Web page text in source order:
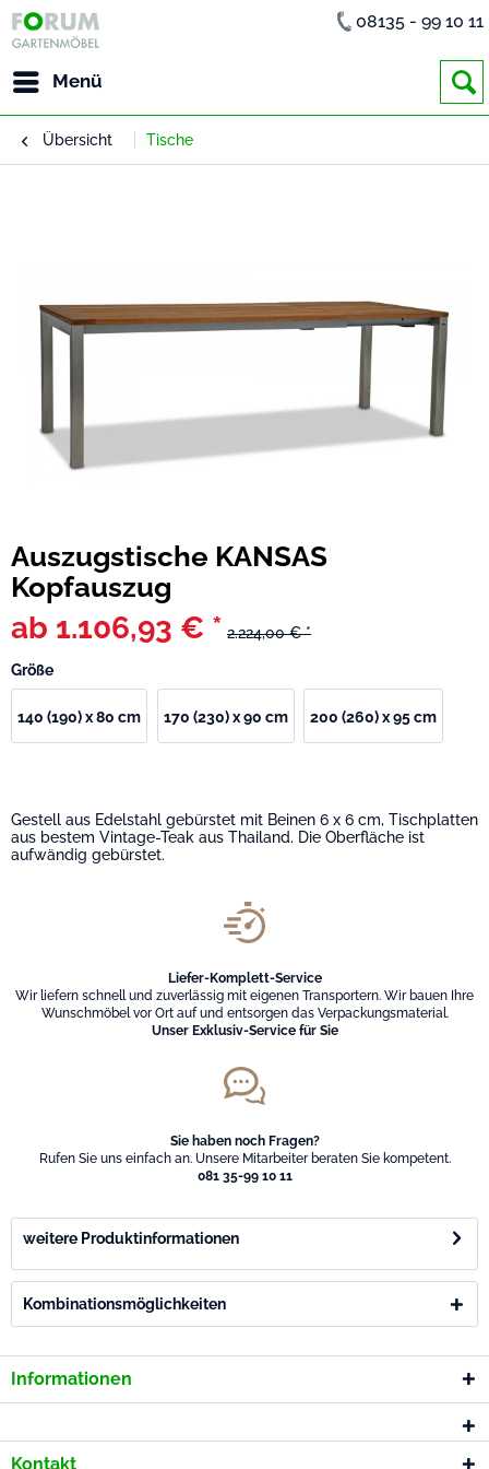
Menü
08135 - 99 10 11
Übersicht Tische
Auszugstische KANSAS
Kopfauszug
ab 1.106,93 € * 2.224,00 € *
Größe
140 (190) x 80 cm 170 (230) x 90 cm 200 (260) x 95 cm
Gestell aus Edelstahl gebürstet mit Beinen 6 x 6 cm, Tischplatten
aus bestem Vintage-Teak aus Thailand. Die Oberfläche ist
aufwändig gebürstet.
Liefer-Komplett-Service
Wir liefern schnell und zuverlässig mit eigenen Transportern. Wir bauen Ihre
Wunschmöbel vor Ort auf und entsorgen das Verpackungsmaterial.
Unser Exklusiv-Service für Sie
Sie haben noch Fragen?
Rufen Sie uns einfach an. Unsere Mitarbeiter beraten Sie kompetent.
081 35-99 10 11
weitere Produktinformationen
Kombinationsmöglichkeiten
Informationen
Kontakt